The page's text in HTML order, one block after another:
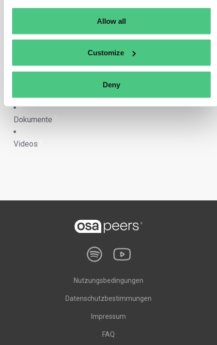
Allow all
Customize
Deny
Beantwortete Fragen
Offene Fragen
Dokumente
Videos
Nutzungsbedingungen
Datenschutzbestimmungen
Impressum
FAQ